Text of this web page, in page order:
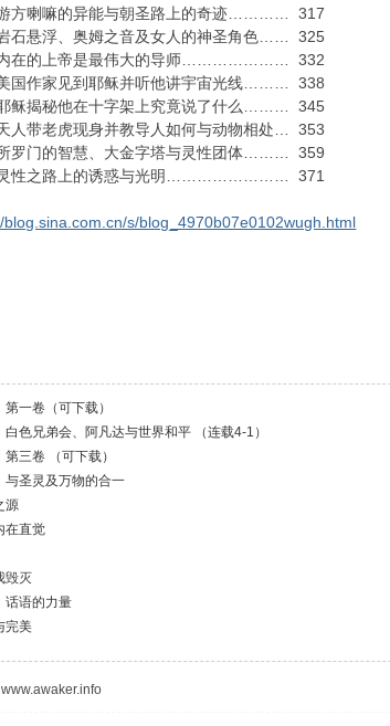
方喇嘛的异能与朝圣路上的奇迹………… 317
石悬浮、奥姆之音及女人的神圣角色…… 325
内在的上帝是最伟大的导师………………… 332
国作家见到耶稣并听他讲宇宙光线……… 338
稣揭秘他在十字架上究竟说了什么……… 345
人带老虎现身并教导人如何与动物相处… 353
罗门的智慧、大金字塔与灵性团体……… 359
灵性之路上的诱惑与光明…………………… 371
blog.sina.com.cn/s/blog_4970b07e0102wugh.html
第一卷（可下载）
白色兄弟会、阿凡达与世界和平 （连载4-1）
第三卷 （可下载）
与圣灵及万物的合一
源
在直觉
毁灭
话语的力量
完美
www.awaker.info